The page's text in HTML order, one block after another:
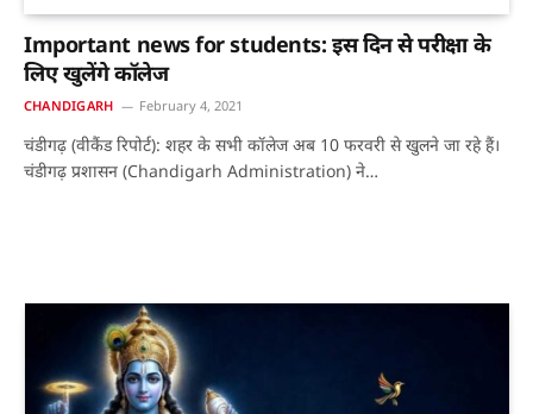
Important news for students: इस दिन से परीक्षा के
लिए खुलेंगे कॉलेज
CHANDIGARH February 4, 2021
चंडीगढ़ (वीकैंड रिपोर्ट): शहर के सभी कॉलेज अब 10 फरवरी से खुलने जा रहे हैं।
चंडीगढ़ प्रशासन (Chandigarh Administration) ने…